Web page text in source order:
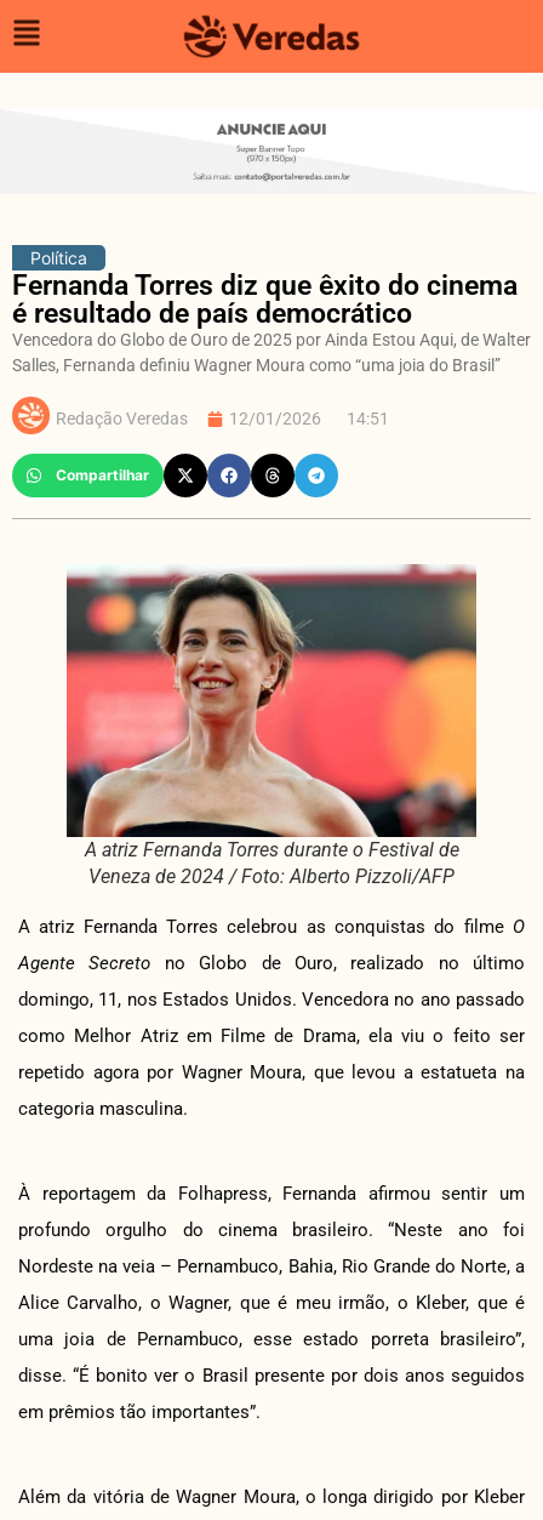
Política
Fernanda Torres diz que êxito do cinema
é resultado de país democrático
Vencedora do Globo de Ouro de 2025 por Ainda Estou Aqui, de Walter
Salles, Fernanda definiu Wagner Moura como “uma joia do Brasil”
Redação Veredas 12/01/2026 14:51
Compartilhar
A atriz Fernanda Torres durante o Festival de
Veneza de 2024 / Foto: Alberto Pizzoli/AFP
A atriz Fernanda Torres celebrou as conquistas do filme O
Agente Secreto no Globo de Ouro, realizado no último
domingo, 11, nos Estados Unidos. Vencedora no ano passado
como Melhor Atriz em Filme de Drama, ela viu o feito ser
repetido agora por Wagner Moura, que levou a estatueta na
categoria masculina.
À reportagem da Folhapress, Fernanda afirmou sentir um
profundo orgulho do cinema brasileiro. “Neste ano foi
Nordeste na veia – Pernambuco, Bahia, Rio Grande do Norte, a
Alice Carvalho, o Wagner, que é meu irmão, o Kleber, que é
uma joia de Pernambuco, esse estado porreta brasileiro”,
disse. “É bonito ver o Brasil presente por dois anos seguidos
em prêmios tão importantes”.
Além da vitória de Wagner Moura, o longa dirigido por Kleber